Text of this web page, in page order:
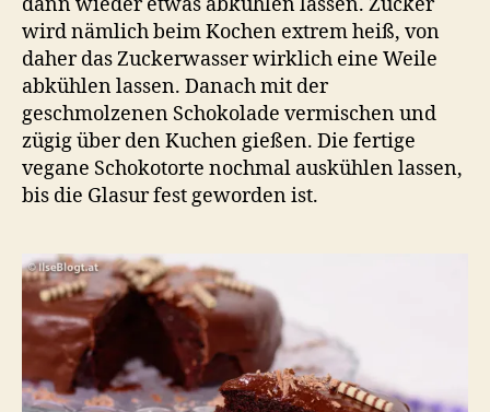
dann wieder etwas abkühlen lassen. Zucker
wird nämlich beim Kochen extrem heiß, von
daher das Zuckerwasser wirklich eine Weile
abkühlen lassen. Danach mit der
geschmolzenen Schokolade vermischen und
zügig über den Kuchen gießen. Die fertige
vegane Schokotorte nochmal auskühlen lassen,
bis die Glasur fest geworden ist.